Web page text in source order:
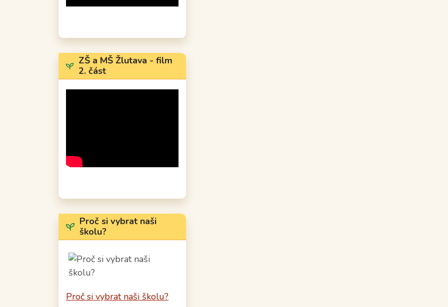
ZŠ a MŠ Žlutava - film
2. část
Proč si vybrat naši
školu?
Proč si vybrat naši školu?